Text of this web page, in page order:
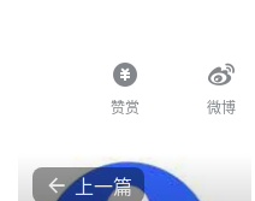
赞赏 微博
上一篇